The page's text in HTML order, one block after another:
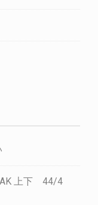
上下 44/4